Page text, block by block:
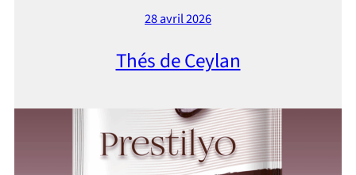
28 avril 2026
Thés de Ceylan